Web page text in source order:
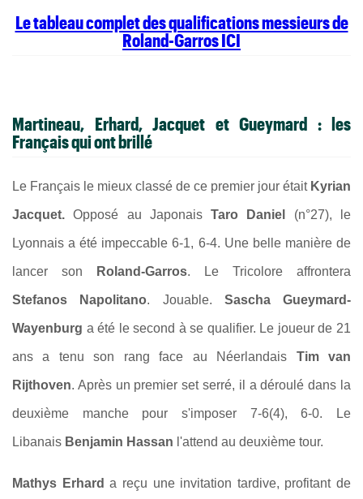
Le tableau complet des qualifications messieurs de
Roland-Garros ICI
Martineau, Erhard, Jacquet et Gueymard : les
Français qui ont brillé
Le Français le mieux classé de ce premier jour était Kyrian
Jacquet.Opposé au JaponaisTaro Daniel (n°27), le
Lyonnais a été impeccable 6-1, 6-4. Une belle manière de
lancer son Roland-Garros. Le Tricolore affrontera
Stefanos Napolitano. Jouable. Sascha Gueymard-
Wayenburg a été le second à se qualifier. Le joueur de 21
ans a tenu son rang face au Néerlandais Tim van
Rijthoven. Après un premier set serré, il a déroulé dans la
deuxième manche pour s'imposer 7-6(4), 6-0. Le
Libanais Benjamin Hassan l'attend au deuxième tour.
Mathys Erhard a reçu une invitation tardive, profitant de